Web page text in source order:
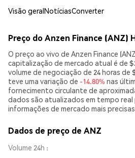
Visão geralNotíciasConverter
Preço do Anzen Finance (ANZ)
O preço ao vivo de Anzen Finance
capitalização de mercado atual é de
volume de negociação de 24 horas de
teve uma variação de -14.80% nas
fornecimento circulante de
dados são atualizados em tempo real
informações de mercado mais
Dados de preço de ANZ
Volume 24h